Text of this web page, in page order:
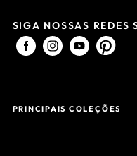
SIGA NOSSAS REDES
PRINCIPAIS COLEÇÕES